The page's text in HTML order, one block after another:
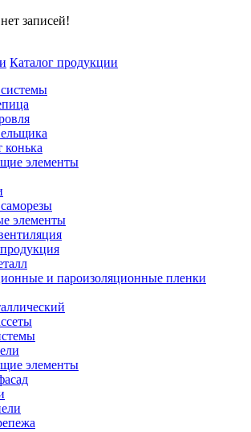
записей!
Каталог продукции
конька
элементы
элементы
и пароизоляционные пленки
элементы